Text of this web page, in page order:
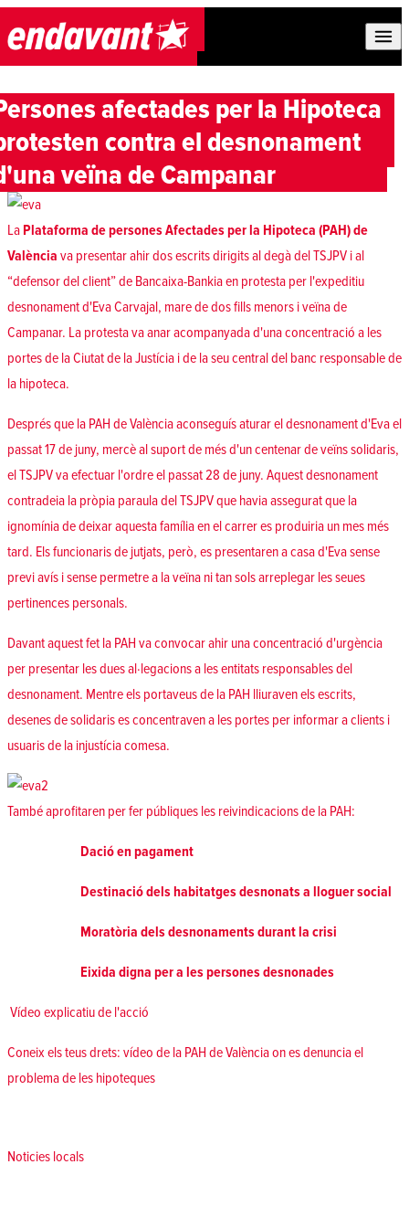
Skip to content
afectades per la Hipoteca
contra el desnonament
veïna de Campanar
La Plataforma de persones Afectades per la Hipoteca (PAH) de
València va presentar ahir dos escrits dirigits al degà del TSJPV i al
“defensor del client” de Bancaixa-Bankia en protesta per l'expeditiu
desnonament d'Eva Carvajal, mare de dos fills menors i veïna de
Campanar. La protesta va anar acompanyada d'una concentració a les
portes de la Ciutat de la Justícia i de la seu central del banc responsable de
la hipoteca.
Després que la PAH de València aconseguís aturar el desnonament d'Eva el
passat 17 de juny, mercè al suport de més d'un centenar de veïns solidaris,
el TSJPV va efectuar l'ordre el passat 28 de juny. Aquest desnonament
contradeia la pròpia paraula del TSJPV que havia assegurat que la
ignomínia de deixar aquesta família en el carrer es produiria un mes més
tard. Els funcionaris de jutjats, però, es presentaren a casa d'Eva sense
previ avís i sense permetre a la veïna ni tan sols arreplegar les seues
pertinences personals.
Davant aquest fet la PAH va convocar ahir una concentració d'urgència
per presentar les dues al·legacions a les entitats responsables del
desnonament. Mentre els portaveus de la PAH lliuraven els escrits,
desenes de solidaris es concentraven a les portes per informar a clients i
usuaris de la injustícia comesa.
També aprofitaren per fer públiques les reivindicacions de la PAH:
Dació en pagament
Destinació dels habitatges desnonats a lloguer social
Moratòria dels desnonaments durant la crisi
Eixida digna per a les persones desnonades
Vídeo explicatiu de l'acció
Coneix els teus drets: vídeo de la PAH de València on es denuncia el
problema de les hipoteques
Posted in
Noticies locals